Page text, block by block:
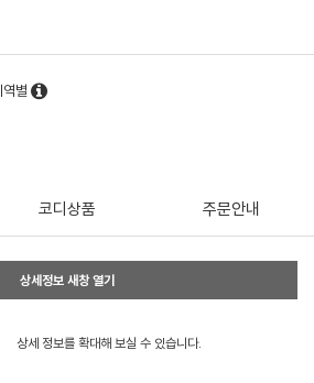
역별
코디상품 주문안내
상세정보 새창 열기
상세 정보를 확대해 보실 수 있습니다.